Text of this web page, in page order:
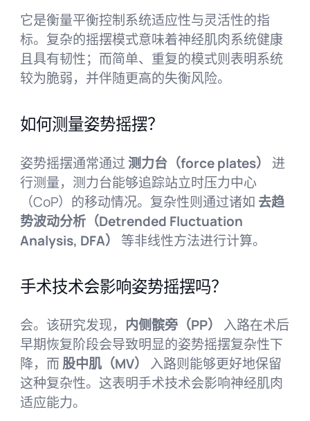
它是衡量平衡控制系统适应性与灵活性的指
标。复杂的摇摆模式意味着神经肌肉系统健康
且具有韧性；而简单、重复的模式则表明系统
较为脆弱，并伴随更高的失衡风险。
如何测量姿势摇摆？
姿势摇摆通常通过测力台（force plates）
进
行测量，测力台能够追踪站立时压力中心
（CoP）的移动情况。复杂性则通过诸如 去趋
势波动分析（Detrended Fluctuation
Analysis, DFA）
等非线性方法进行计算。
手术技术会影响姿势摇摆吗？
会。该研究发现， 内侧髌旁（PP）
入路在术后
早期恢复阶段会导致明显的姿势摇摆复杂性下
降，而 股中肌（MV）
入路则能够更好地保留
这种复杂性。这表明手术技术会影响神经肌肉
适应能力。